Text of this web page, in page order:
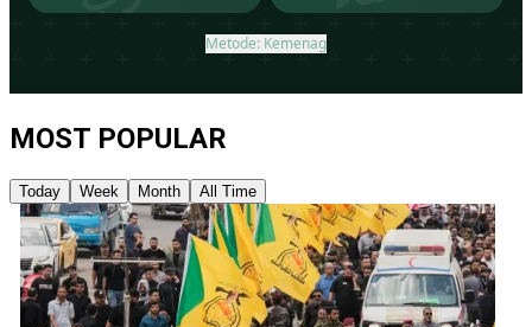
MOST POPULAR
Today Week Month All Time